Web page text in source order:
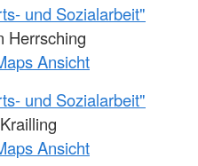
und Sozialarbeit"
Herrsching
Ansicht
und Sozialarbeit"
Ansicht